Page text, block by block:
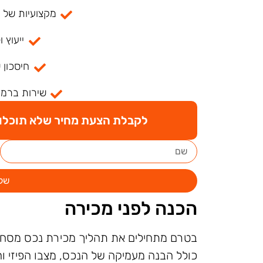
מקצועיות של
ייעוץ
שירות
לקבלת הצעת מחיר שלא תוכלו
הכנה לפני מכירה
בטרם מתחילים את תהליך מכירת נכס
כולל הבנה מעמיקה של הנכס, מצבו הפיזי